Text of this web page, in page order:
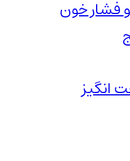
فشار خون
انگیز